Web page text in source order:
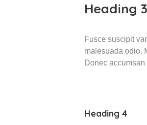
Heading 3
Fusce suscipit
malesuada odio.
Donec
Heading 4